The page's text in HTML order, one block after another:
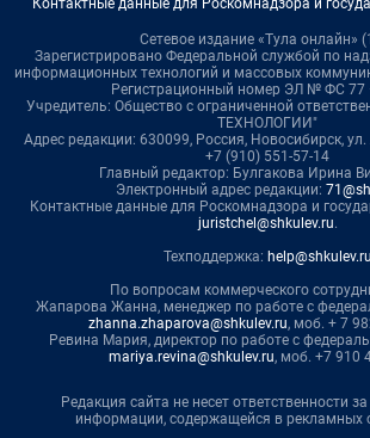
Контактные данные для Роскомнадзора и
Сетевое издание «Тула онлайн»
Зарегистрировано Федеральной службой по
информационных технологий и массовых
Регистрационный номер ЭЛ № ФС 77
Учредитель: Общество с ограниченной
ТЕХНОЛОГИИ"
Адрес редакции: 630099, Россия, Новосибирск,
+7 (910) 551-57-14
Главный редактор: Булгакова Ирина
Электронный адрес редакции:
Контактные данные для Роскомнадзора и
juristchel@shkulev.ru.
Техподдержка: help@shkulev.ru
По вопросам коммерческого
Жапарова Жанна, менеджер по работе с
zhanna.zhaparova@shkulev.ru, моб. + 7
Ревина Мария, директор по работе с
mariya.revina@shkulev.ru, моб. +7 910
Редакция сайта не несет ответственности
информации, содержащейся в рекламных